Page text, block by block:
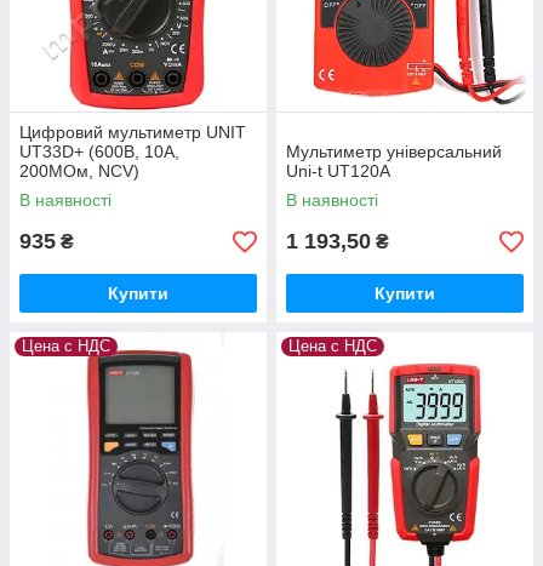
Цифровий мультиметр UNIT
UT33D+ (600В, 10А,
200МОм, NCV)
В наявності
935 ₴
Купити
Мультиметр універсальний
Uni-t UT120A
В наявності
1 193,50 ₴
Купити
Цена с НДС Цена с НДС